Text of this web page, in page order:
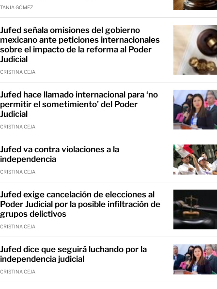
TANIA GÓMEZ
Jufed señala omisiones del gobierno
mexicano ante peticiones internacionales
sobre el impacto de la reforma al Poder
Judicial
CRISTINA CEJA
Jufed hace llamado internacional para ‘no
permitir el sometimiento’ del Poder
Judicial
CRISTINA CEJA
Jufed va contra violaciones a la
independencia
CRISTINA CEJA
Jufed exige cancelación de elecciones al
Poder Judicial por la posible infiltración de
grupos delictivos
CRISTINA CEJA
Jufed dice que seguirá luchando por la
independencia judicial
CRISTINA CEJA